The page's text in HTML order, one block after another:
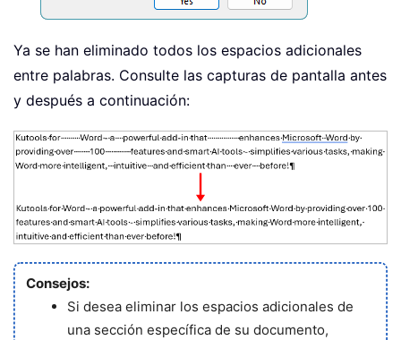
Ya se han eliminado todos los espacios adicionales
entre palabras. Consulte las capturas de pantalla antes
y después a continuación:
Consejos:
Si desea eliminar los espacios adicionales de
una sección específica de su documento,